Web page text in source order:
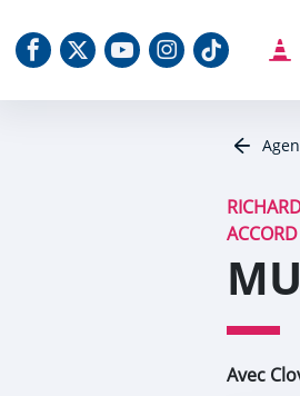
Notre Facebook
Notre X (Twitter)
Notre chaine
NotreNotre
Avec